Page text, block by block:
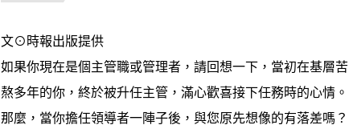
文⊙時報出版提供
如果你現在是個主管職或管理者，請回想一下，當初在基層苦
熬多年的你，終於被升任主管，滿心歡喜接下任務時的心情。
那麼，當你擔任領導者一陣子後，與您原先想像的有落差嗎？